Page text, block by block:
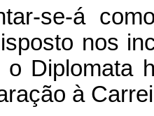
se-á
nos
Diplomata
à